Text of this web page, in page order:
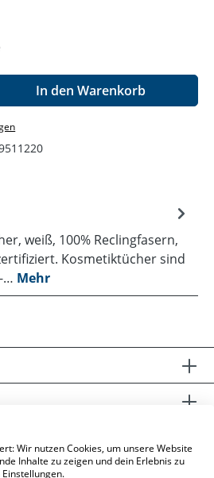
Gib den gewünschten
In den Warenkorb
weiß, 100% Reclingfasern,
Kosmetiktücher sind
… Mehr
Wir nutzen Cookies, um unsere Website
Inhalte zu zeigen und dein Erlebnis zu